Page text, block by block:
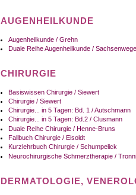
AUGENHEILKUNDE
Augenheilkunde / Grehn
Duale Reihe Augenheilkunde /
CHIRURGIE
Basiswissen Chirurgie / Siewert
Chirurgie / Siewert
Chirurgie... in 5 Tagen: Bd. 1 / Autschmann
Chirurgie... in 5 Tagen: Bd.2 / Clusmann
Duale Reihe Chirurgie / Henne-Bruns
Fallbuch Chirurgie / Eisoldt
Kurzlehrbuch Chirurgie / Schumpelick
Neurochirurgische Schmerztherapie /
DERMATOLOGIE,